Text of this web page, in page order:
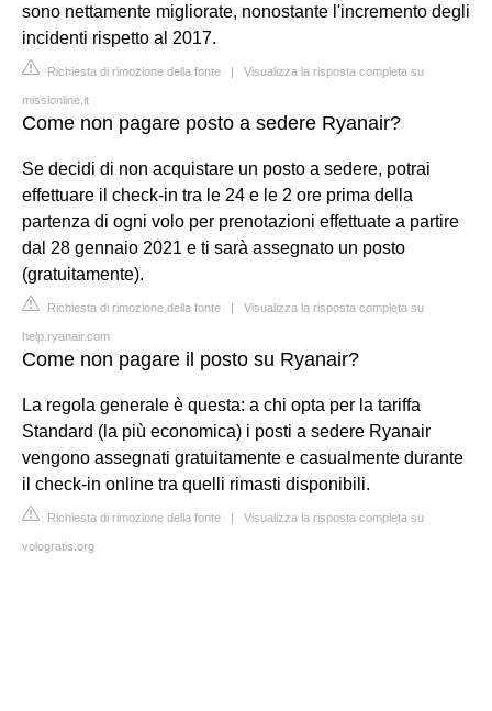
sono nettamente migliorate, nonostante l'incremento degli
incidenti rispetto al 2017.
Richiesta di rimozione della fonte | Visualizza la risposta completa su
missionline.it
Come non pagare posto a sedere Ryanair?
Se decidi di non acquistare un posto a sedere, potrai
effettuare il check-in tra le 24 e le 2 ore prima della
partenza di ogni volo per prenotazioni effettuate a partire
dal 28 gennaio 2021 e ti sarà assegnato un posto
(gratuitamente).
Richiesta di rimozione della fonte | Visualizza la risposta completa su
help.ryanair.com
Come non pagare il posto su Ryanair?
La regola generale è questa: a chi opta per la tariffa
Standard (la più economica) i posti a sedere Ryanair
vengono assegnati gratuitamente e casualmente durante
il check-in online tra quelli rimasti disponibili.
Richiesta di rimozione della fonte | Visualizza la risposta completa su
vologratis.org